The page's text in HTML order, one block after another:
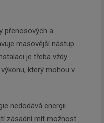
přenosových a
masovější nástup
je třeba vždy
který mohou v
nedodává energii
zásadní mít možnost